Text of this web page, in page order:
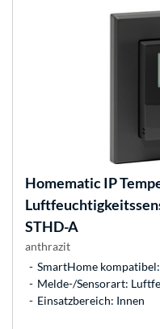
Homematic IP
STHD-A
anthrazit
SmartHome kompatibel:
Melde-/Sensorart:
Einsatzbereich: Innen